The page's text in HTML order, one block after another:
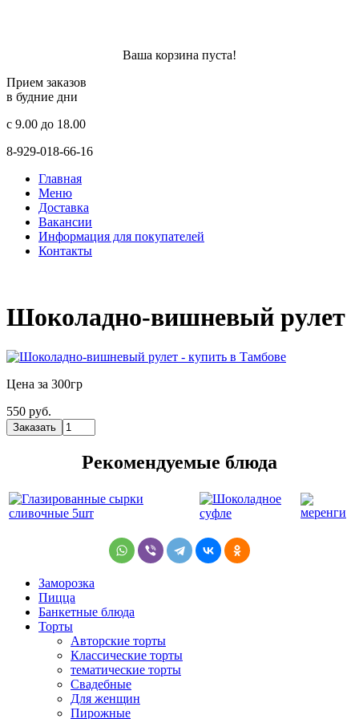
Ваша корзина пуста!
Прием заказов
в будние дни
c 9.00 до 18.00
8-929-018-66-16
Главная
Меню
Доставка
Вакансии
Информация для покупателей
Контакты
Шоколадно-вишневый рулет
Цена за 300гр
550 руб.
Рекомендуемые блюда
Заморозка
Пицца
Банкетные блюда
Торты
Авторские торты
Классические торты
тематические торты
Свадебные
Для женщин
Пирожные